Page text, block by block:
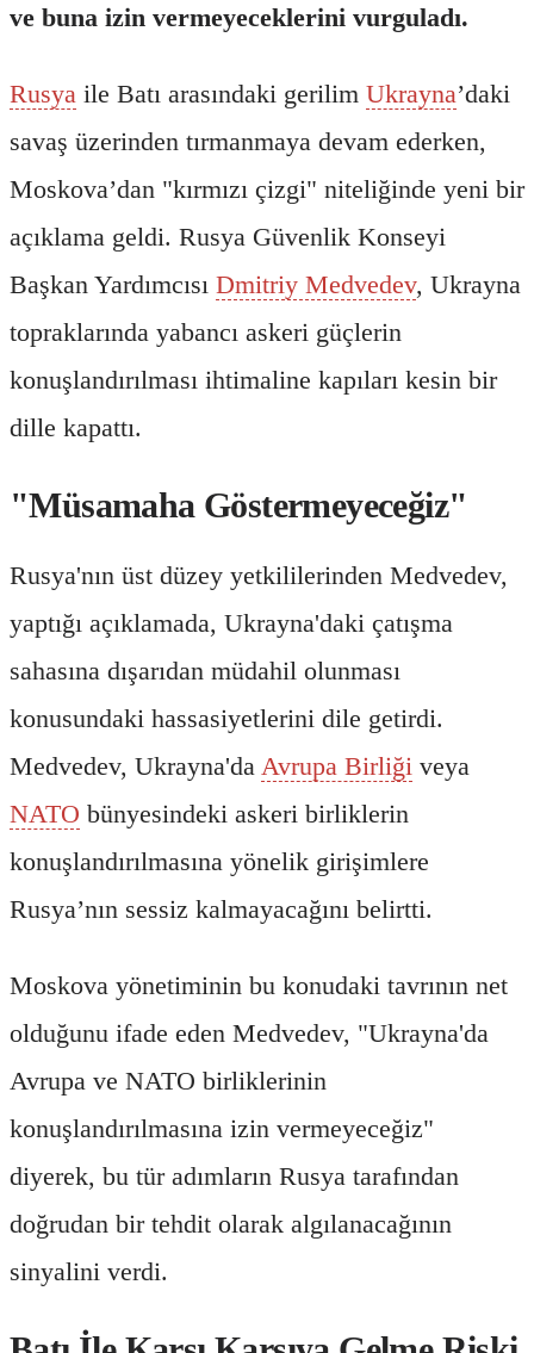
ve buna izin vermeyeceklerini vurguladı.
Rusya ile Batı arasındaki gerilim Ukrayna’daki
savaş üzerinden tırmanmaya devam ederken,
Moskova’dan "kırmızı çizgi" niteliğinde yeni bir
açıklama geldi. Rusya Güvenlik Konseyi
Başkan Yardımcısı Dmitriy Medvedev, Ukrayna
topraklarında yabancı askeri güçlerin
konuşlandırılması ihtimaline kapıları kesin bir
dille kapattı.
"Müsamaha Göstermeyeceğiz"
Rusya'nın üst düzey yetkililerinden Medvedev,
yaptığı açıklamada, Ukrayna'daki çatışma
sahasına dışarıdan müdahil olunması
konusundaki hassasiyetlerini dile getirdi.
Medvedev, Ukrayna'da Avrupa Birliği veya
NATO bünyesindeki askeri birliklerin
konuşlandırılmasına yönelik girişimlere
Rusya’nın sessiz kalmayacağını belirtti.
Moskova yönetiminin bu konudaki tavrının net
olduğunu ifade eden Medvedev, "Ukrayna'da
Avrupa ve NATO birliklerinin
konuşlandırılmasına izin vermeyeceğiz"
diyerek, bu tür adımların Rusya tarafından
doğrudan bir tehdit olarak algılanacağının
sinyalini verdi.